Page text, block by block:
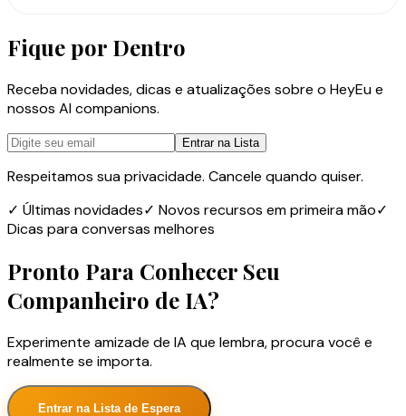
Fique por Dentro
Receba novidades, dicas e atualizações sobre o HeyEu e
nossos AI companions.
Entrar na Lista
Respeitamos sua privacidade. Cancele quando quiser.
✓ Últimas novidades✓ Novos recursos em primeira mão✓
Dicas para conversas melhores
Pronto Para Conhecer Seu
Companheiro de IA?
Experimente amizade de IA que lembra, procura você e
realmente se importa.
Entrar na Lista de Espera